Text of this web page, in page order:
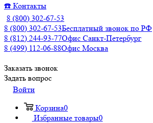
☎️ Контакты
8 (800) 302-67-53
8 (800) 302-67-53Бесплатный звонок по РФ
8 (812) 244-93-77Офис Санкт-Петербург
8 (499) 112-06-88Офис Москва
Заказать звонок
Задать вопрос
Войти
Корзина0
Избранные товары0